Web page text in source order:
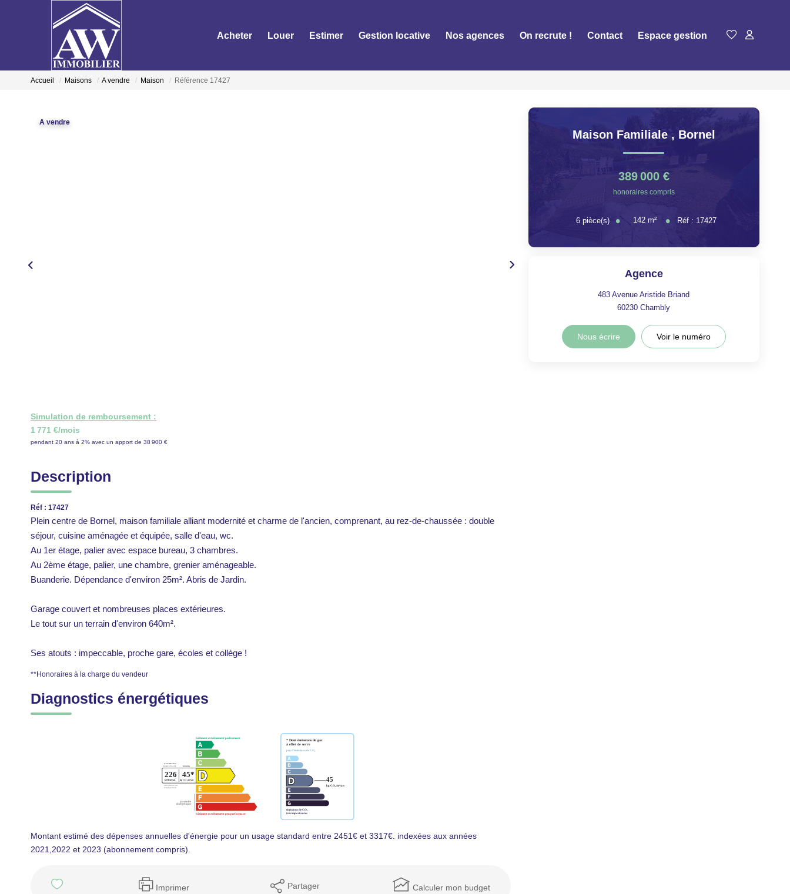
Acheter Louer Estimer Gestion locative Nos agences On recrute ! Contact Espace gestion
Accueil Maisons A vendre Maison Référence 17427
A vendre
Simulation de remboursement :
1 771 €/mois
pendant 20 ans à 2% avec un apport de 38 900 €
Description
Réf : 17427
Plein centre de Bornel, maison familiale alliant modernité et charme de l'ancien, comprenant, au rez-de-chaussée : double
séjour, cuisine aménagée et équipée, salle d'eau, wc.
Au 1er étage, palier avec espace bureau, 3 chambres.
Au 2ème étage, palier, une chambre, grenier aménageable.
Buanderie. Dépendance d'environ 25m². Abris de Jardin.
Garage couvert et nombreuses places extérieures.
Le tout sur un terrain d'environ 640m².
Ses atouts : impeccable, proche gare, écoles et collège !
**Honoraires à la charge du vendeur
Diagnostics énergétiques
Montant estimé des dépenses annuelles d'énergie pour un usage standard entre 2451€ et 3317€. indexées aux années
2021,2022 et 2023 (abonnement compris).
Imprimer Partager Calculer mon budget
Maison Familiale , Bornel
389 000 €
honoraires compris
6 pièce(s) 142 m² Réf : 17427
Agence
483 Avenue Aristide Briand
60230Chambly
Nous écrire Voir le numéro